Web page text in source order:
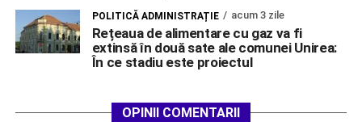
POLITICĂ ADMINISTRAȚIE acum 3 zile
Rețeaua de alimentare cu gaz va fi
extinsă în două sate ale comunei Unirea:
În ce stadiu este proiectul
OPINII COMENTARII